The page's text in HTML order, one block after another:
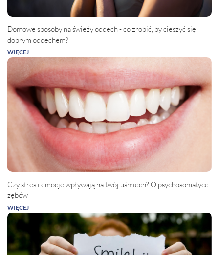
Domowe sposoby na świeży oddech - co zrobić, by cieszyć się
dobrym oddechem?
WIĘCEJ
Czy stres i emocje wpływają na twój uśmiech? O psychosomatyce
zębów
WIĘCEJ